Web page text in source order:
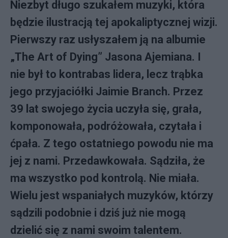
Niezbyt długo szukałem muzyki, która
będzie ilustracją tej apokaliptycznej wizji.
Pierwszy raz usłyszałem ją na albumie
„The Art of Dying” Jasona Ajemiana. I
nie był to kontrabas lidera, lecz trąbka
jego przyjaciółki Jaimie Branch. Przez
39 lat swojego życia uczyła się, grała,
komponowała, podróżowała, czytała i
ćpała. Z tego ostatniego powodu nie ma
jej z nami. Przedawkowała. Sądziła, że
ma wszystko pod kontrolą. Nie miała.
Wielu jest wspaniałych muzyków, którzy
sądzili podobnie i dziś już nie mogą
dzielić się z nami swoim talentem.